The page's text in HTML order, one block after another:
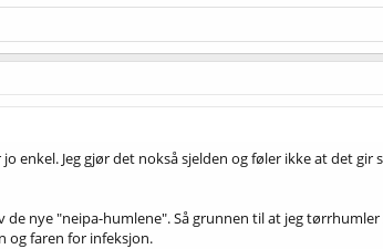
enkel. Jeg gjør det nokså sjelden og føler ikke at det
nye "neipa-humlene". Så grunnen til at jeg
og faren for infeksjon.